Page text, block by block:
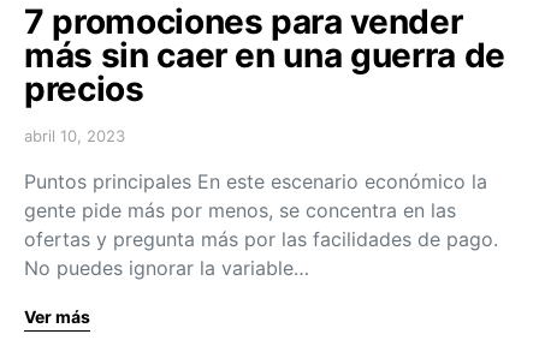
7 promociones para vender
más sin caer en una guerra de
precios
abril 10, 2023
Puntos principales En este escenario económico la
gente pide más por menos, se concentra en las
ofertas y pregunta más por las facilidades de pago.
No puedes ignorar la variable…
Ver más